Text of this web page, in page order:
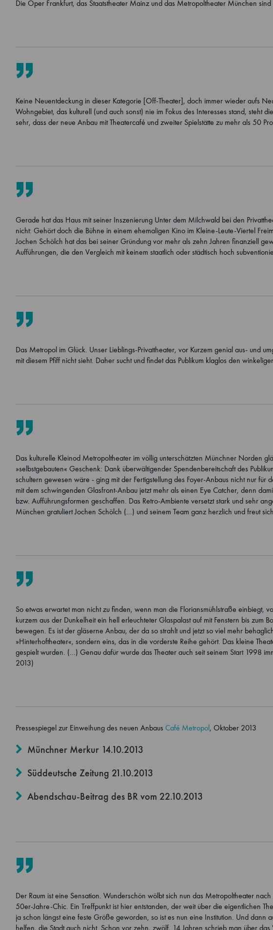
Die Oper Frankfurt, das Staatstheater Mainz und das Metropoltheater München
Keine Neuentdeckung in dieser Kategorie [Off-Theater], doch immer wieder aufs
Wohngebiet, das kulturell (und auch sonst) nie im Fokus des Interesses stand, steht
sehr, dass der neue Anbau mit Theatercafé und zweiter Spielstätte zu mehr als 50
Gerade hat das Haus mit seiner Inszenierung Unter dem Milchwald bei den
nicht: Gehört doch die Bühne in einem ehemaligen Kino im Kleine-Leute-Viertel
Jochen Schölch hat das bei seiner Gründung vor mehr als zehn Jahren finanziell
Aufführungen, die den Vergleich mit keinem staatlich oder städtisch hoch
Das Metropol im Glück. Unser Lieblings-Privattheater, vor Kurzem genial aus- und
mit diesem Pfiff nicht sieht. Daher sucht und findet das Publikum klaglos den
Das kulturelle Kleinod Metropoltheater im völlig unterschätzten Münchner Norden
»selbstgebauten« Geschenk: Dank überwältigender Spendenbereitschaft des
schultern gewesen wäre - ging mit der Fertigstellung des Foyer-Anbaus nicht nur
mit dem schwingenden Glasfront-Anbau jetzt mehr als einen Eye Catcher, denn
bzw. Aufführungsformen geschaffen. Das Retro-Ambiente versetzt stark und sehr
München gratuliert Jochen Schölch (...) und seinem Team ganz herzlich und freut
So etwas erwartet man nicht zu finden, wenn man die Floriansmühlstraße einbiegt,
kurzem aus der Dunkelheit ein hell erleuchteter Glaspalast auf mit Fenstern bis
bewegen. Es ist der gläserne Anbau, der da so strahlt und jetzt so viel mehr
»Hinterhoftheater«, sondern eins, das in die vorderste Reihe gehört. Das kleine
gespielt wurden. (...) Genau dafür wurde das Theater auch seit seinem Start 1998
2013)
Pressespiegel zur Einweihung des neuen Anbaus Café Metropol, Oktober 2013
Münchner Merkur 14.10.2013
Süddeutsche Zeitung 21.10.2013
Abendschau-Beitrag des BR vom 22.10.2013
Der Raum ist eine Sensation. Wunderschön wölbt sich nun das Metropoltheater
50er-Jahre-Chic. Ein Treffpunkt ist hier entstanden, der weit über die eigentlichen
ja schon längst eine feste Größe geworden, so ist es nun eine Institution. Und dann
helfen, die Stadt auch nicht. Schon vor zehn, zwölf, 14 Jahren schrieb man über